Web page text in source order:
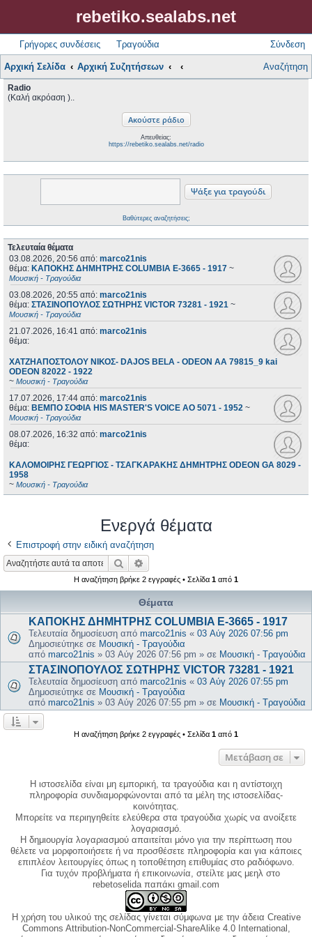
rebetiko.sealabs.net
Γρήγορες συνδέσεις Τραγούδια Σύνδεση
Αρχική Σελίδα Αρχική Συζητήσεων Αναζήτηση
Radio
(Καλή ακρόαση )..
Απευθείας:
https://rebetiko.sealabs.net/radio
Βαθύτερες αναζητήσεις;
Τελευταία θέματα
03.08.2026, 20:56 από: marco21nis
θέμα: ΚΑΠΟΚΗΣ ΔΗΜΗΤΡΗΣ COLUMBIA E-3665 - 1917 ~
Μουσική - Τραγούδια
03.08.2026, 20:55 από: marco21nis
θέμα: ΣΤΑΣΙΝΟΠΟΥΛΟΣ ΣΩΤΗΡΗΣ VICTOR 73281 - 1921 ~
Μουσική - Τραγούδια
21.07.2026, 16:41 από: marco21nis
θέμα:
ΧΑΤΖΗΑΠΟΣΤΟΛΟΥ ΝΙΚΟΣ- DAJOS BELA - ODEON AA 79815_9 kai
ODEON 82022 - 1922
~ Μουσική - Τραγούδια
17.07.2026, 17:44 από: marco21nis
θέμα: ΒΕΜΠΟ ΣΟΦΙΑ HIS MASTER'S VOICE AO 5071 - 1952 ~
Μουσική - Τραγούδια
08.07.2026, 16:32 από: marco21nis
θέμα:
ΚΑΛΟΜΟΙΡΗΣ ΓΕΩΡΓΙΟΣ - ΤΣΑΓΚΑΡΑΚΗΣ ΔΗΜΗΤΡΗΣ ODEON GA 8029 -
1958
~ Μουσική - Τραγούδια
Ενεργά θέματα
Επιστροφή στην ειδική αναζήτηση
Αναζήτηση
Η αναζήτηση βρήκε 2 εγγραφές • Σελίδα 1 από 1
Θέματα
ΚΑΠΟΚΗΣ ΔΗΜΗΤΡΗΣ COLUMBIA E-3665 - 1917
Τελευταία δημοσίευση από marco21nis « 03 Αύγ 2026 07:56 pm
Δημοσιεύτηκε σε Μουσική - Τραγούδια
από marco21nis » 03 Αύγ 2026 07:56 pm » σε Μουσική - Τραγούδια
ΣΤΑΣΙΝΟΠΟΥΛΟΣ ΣΩΤΗΡΗΣ VICTOR 73281 - 1921
Τελευταία δημοσίευση από marco21nis « 03 Αύγ 2026 07:55 pm
Δημοσιεύτηκε σε Μουσική - Τραγούδια
από marco21nis » 03 Αύγ 2026 07:55 pm » σε Μουσική - Τραγούδια
Η αναζήτηση βρήκε 2 εγγραφές • Σελίδα 1 από 1
Μετάβαση σε
Η ιστοσελίδα είναι μη εμπορική, τα τραγούδια και η αντίστοιχη
πληροφορία συνδιαμορφώνονται από τα μέλη της ιστοσελίδας-
κοινότητας.
Μπορείτε να περιηγηθείτε ελεύθερα στα τραγούδια χωρίς να ανοίξετε
λογαριασμό.
Η δημιουργία λογαριασμού απαιτείται μόνο για την περίπτωση που
θέλετε να μορφοποιήσετε ή να προσθέσετε πληροφορία και για κάποιες
επιπλέον λειτουργίες όπως η τοποθέτηση επιθυμίας στο ραδιόφωνο.
Για τυχόν προβλήματα ή επικοινωνία, στείλτε μας μεηλ στο
rebetoselida παπάκι gmail.com
Η χρήση του υλικού της σελίδας γίνεται σύμφωνα με την άδεια Creative
Commons Attribution-NonCommercial-ShareAlike 4.0 International,